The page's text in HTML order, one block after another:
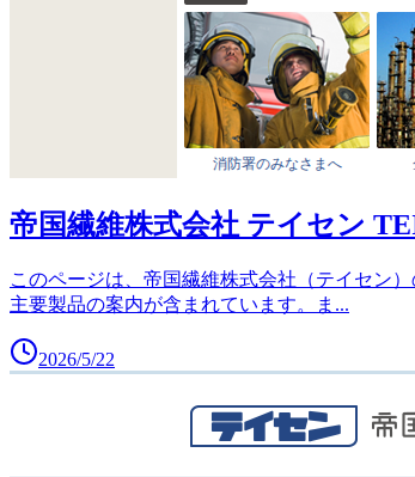
帝国繊維株式会社 テイセン
このページは、帝国繊維株式会社（テイセン
主要製品の案内が含まれています。ま ...
2026/5/22